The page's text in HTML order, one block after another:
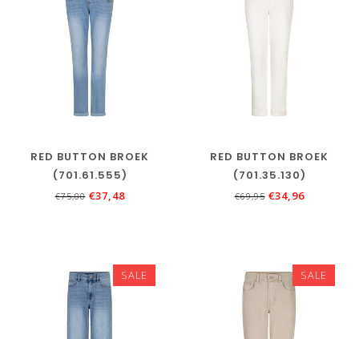
RED BUTTON BROEK
(701.61.555)
€75,00 €37,48
RED BUTTON BROEK
(701.35.130)
€69,95 €34,96
SALE SALE